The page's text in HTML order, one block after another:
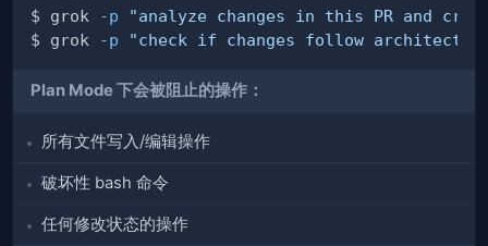
$ grok -p
"analyze changes in this PR and
$ grok
-p "check if changes follow
Plan Mode 下会被阻止的操作：
所有文件写入/编辑操作
破坏性 bash 命令
任何修改状态的操作